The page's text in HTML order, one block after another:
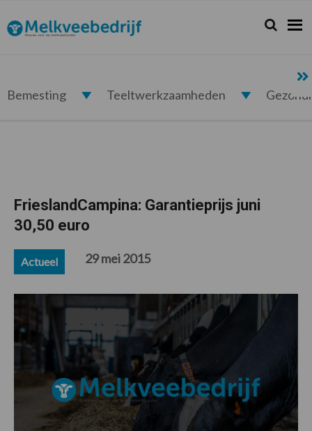
de
hoofdnavigatie
de
hoofd
de
eerste
de
voettekst
Melkveebedrijf.nl Zoeken...
Zoek
Bemesting Teeltwerkzaamheden
FrieslandCampina: Garantieprijs juni
30,50 euro
Actueel 29 mei 2015